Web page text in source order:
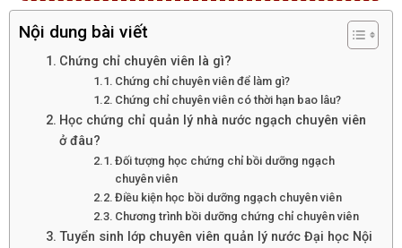
Nội dung bài viết
Chứng chỉ chuyên viên là gì?
Chứng chỉ chuyên viên để làm gì?
Chứng chỉ chuyên viên có thời hạn bao lâu?
Học chứng chỉ quản lý nhà nước ngạch chuyên viên
ở đâu?
Đối tượng học chứng chỉ bồi dưỡng ngạch
chuyên viên
Điều kiện học bồi dưỡng ngạch chuyên viên
Chương trình bồi dưỡng chứng chỉ chuyên viên
Tuyển sinh lớp chuyên viên quản lý nước Đại học Nội